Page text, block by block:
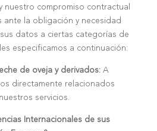
nuestro compromiso contractual
ante la obligación y necesidad
datos a ciertas categorías de
especificamos a continuación:
de oveja y derivados:A
directamente relacionados
servicios.
Internacionales de sus